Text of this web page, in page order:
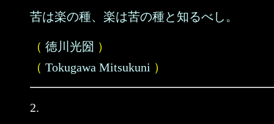
苦は楽の種、楽は苦の種と知るべし。
（ 徳川光圀 ）
（ Tokugawa Mitsukuni ）
2.